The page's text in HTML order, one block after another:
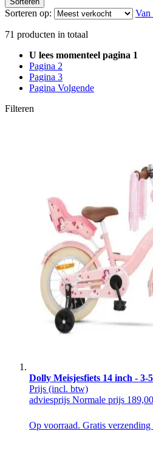
Sorteren op: Van
71 producten in totaal
U lees momenteel pagina 1
Pagina 2
Pagina 3
Pagina Volgende
Filteren
Dolly Meisjesfiets 14 inch -
Prijs (incl. btw)
adviesprijs Normale prijs 189,00
Op voorraad. Gratis verzending